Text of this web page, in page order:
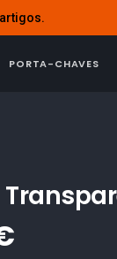
PORTA-CHAVES